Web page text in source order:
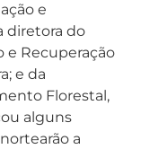
e
diretora do
Recuperação
e da
Florestal,
alguns
a